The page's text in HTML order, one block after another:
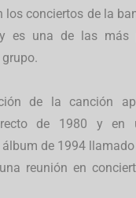
los conciertos de la
es una de las más
de la canción
de 1980 y en
álbum de 1994
reunión en